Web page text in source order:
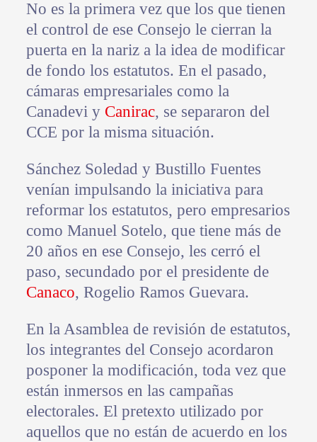
No es la primera vez que los que tienen
el control de ese Consejo le cierran la
puerta en la nariz a la idea de modificar
de fondo los estatutos. En el pasado,
cámaras empresariales como la
Canadevi y Canirac, se separaron del
CCE por la misma situación.
Sánchez Soledad y Bustillo Fuentes
venían impulsando la iniciativa para
reformar los estatutos, pero empresarios
como Manuel Sotelo, que tiene más de
20 años en ese Consejo, les cerró el
paso, secundado por el presidente de
Canaco, Rogelio Ramos Guevara.
En la Asamblea de revisión de estatutos,
los integrantes del Consejo acordaron
posponer la modificación, toda vez que
están inmersos en las campañas
electorales. El pretexto utilizado por
aquellos que no están de acuerdo en los